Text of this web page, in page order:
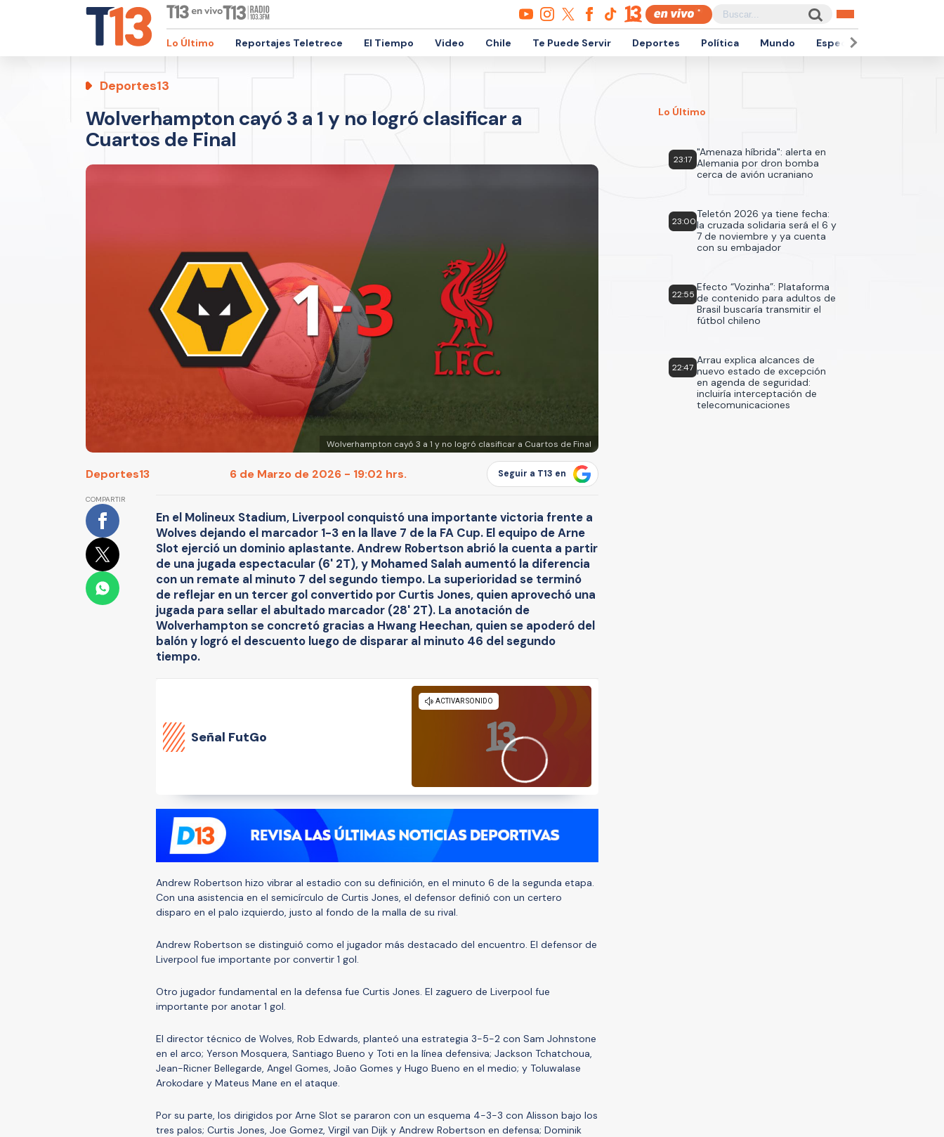
Lo Último Reportajes Teletrece El Tiempo Video Chile Te Puede Servir Deportes Política Mundo Espectáculos
Deportes13
Wolverhampton cayó 3 a 1 y no logró clasificar a
Cuartos de Final
Wolverhampton cayó 3 a 1 y no logró clasificar a Cuartos de Final
Deportes13 6 de Marzo de 2026 - 19:02 hrs. Seguir a T13 en
COMPARTIR
En el Molineux Stadium, Liverpool conquistó una importante victoria frente a
Wolves dejando el marcador 1-3 en la llave 7 de la FA Cup. El equipo de Arne
Slot ejerció un dominio aplastante. Andrew Robertson abrió la cuenta a partir
de una jugada espectacular (6' 2T), y Mohamed Salah aumentó la diferencia
con un remate al minuto 7 del segundo tiempo. La superioridad se terminó
de reflejar en un tercer gol convertido por Curtis Jones, quien aprovechó una
jugada para sellar el abultado marcador (28' 2T). La anotación de
Wolverhampton se concretó gracias a Hwang Heechan, quien se apoderó del
balón y logró el descuento luego de disparar al minuto 46 del segundo
tiempo.
Señal FutGo
Andrew Robertson hizo vibrar al estadio con su definición, en el minuto 6 de la segunda etapa.
Con una asistencia en el semicírculo de Curtis Jones, el defensor definió con un certero
disparo en el palo izquierdo, justo al fondo de la malla de su rival.
Andrew Robertson se distinguió como el jugador más destacado del encuentro. El defensor de
Liverpool fue importante por convertir 1 gol.
Otro jugador fundamental en la defensa fue Curtis Jones. El zaguero de Liverpool fue
importante por anotar 1 gol.
El director técnico de Wolves, Rob Edwards, planteó una estrategia 3-5-2 con Sam Johnstone
en el arco; Yerson Mosquera, Santiago Bueno y Toti en la línea defensiva; Jackson Tchatchoua,
Jean-Ricner Bellegarde, Angel Gomes, João Gomes y Hugo Bueno en el medio; y Toluwalase
Arokodare y Mateus Mane en el ataque.
Por su parte, los dirigidos por Arne Slot se pararon con un esquema 4-3-3 con Alisson bajo los
tres palos; Curtis Jones, Joe Gomez, Virgil van Dijk y Andrew Robertson en defensa; Dominik
Lo Último
23:17
"Amenaza híbrida": alerta en
Alemania por dron bomba
cerca de avión ucraniano
23:00
Teletón 2026 ya tiene fecha:
la cruzada solidaria será el 6 y
7 de noviembre y ya cuenta
con su embajador
22:55
Efecto “Vozinha”: Plataforma
de contenido para adultos de
Brasil buscaría transmitir el
fútbol chileno
22:47
Arrau explica alcances de
nuevo estado de excepción
en agenda de seguridad:
incluiría interceptación de
telecomunicaciones